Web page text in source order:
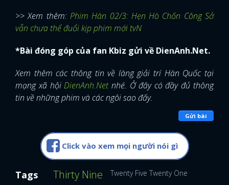
>> Xem thêm: Phim Hàn 02/3: Hẹn Hò Chốn Công Sở
vẫn chưa thể đuổi kịp phim mới tvN
*Bài đóng góp của fan Kbiz gửi về DienAnh.Net.
Xem thêm các thông tin về làng giải trí Hàn Quốc tại
mạng xã hộiDienAnh.Netnhé. Ở đây có đầy đủ thông
tin về những phim và các ngôi sao đấy.
Gửi bài
Click vào xem mọi người nói gì
Tags Thirty Nine Twenty Five Twenty One